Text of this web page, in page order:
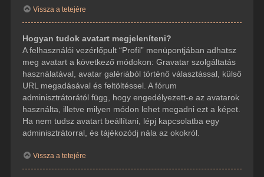
Vissza a tetejére
Hogyan tudok avatart megjeleníteni?
A felhasználói vezérlőpult “Profil” menüpontjában adhatsz
meg avatart a következő módokon: Gravatar szolgáltatás
használatával, avatar galériából történő választással, külső
URL megadásával és feltöltéssel. A fórum
adminisztrátorától függ, hogy engedélyezett-e az avatarok
használta, illetve milyen módon lehet megadni ezt a képet.
Ha nem tudsz avatart beállítani, lépj kapcsolatba egy
adminisztrátorral, és tájékozódj nála az okokról.
Vissza a tetejére